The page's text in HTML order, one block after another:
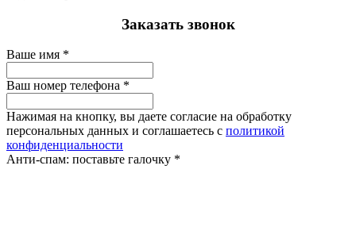
Заказать звонок
Ваше имя *
Ваш номер телефона *
Нажимая на кнопку, вы даете согласие на обработку
персональных данных и соглашаетесь с политикой
конфиденциальности
Анти-спам: поставьте галочку *